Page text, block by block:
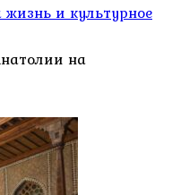
и культурное
на